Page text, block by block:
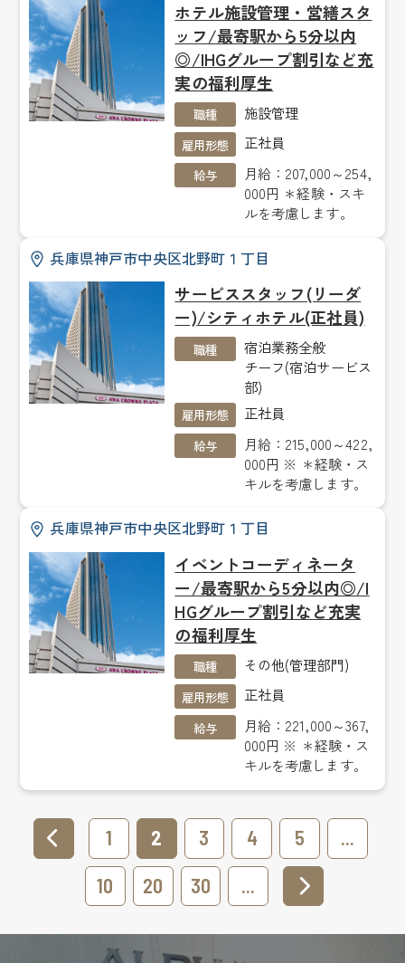
ホテル施設管理・営繕スタ
ッフ/最寄駅から5分以内
◎/IHGグループ割引など充
実の福利厚生
職種 施設管理
雇用形態 正社員
給与
月給：207,000～254,
000円 ＊経験・スキ
ルを考慮します。
兵庫県神戸市中央区北野町１丁目
サービススタッフ(リーダ
ー)/シティホテル(正社員)
職種
宿泊業務全般
チーフ(宿泊サービス
部)
雇用形態 正社員
給与
月給：215,000～422,
000円 ※ ＊経験・ス
キルを考慮します。
兵庫県神戸市中央区北野町１丁目
イベントコーディネータ
ー/最寄駅から5分以内◎/I
HGグループ割引など充実
の福利厚生
職種 その他(管理部門)
雇用形態 正社員
給与
月給：221,000～367,
000円 ※ ＊経験・ス
キルを考慮します。
1 2 3 4 5 ...
10 20 30 ...